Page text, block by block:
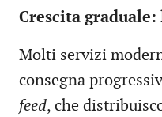
Crescita
Molti servizi
consegna
feed, che